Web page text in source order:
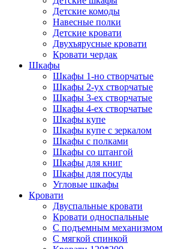
Детские комоды
Навесные полки
Детские кровати
Двухъярусные кровати
Кровати чердак
Шкафы
Шкафы 1-но створчатые
Шкафы 2-ух створчатые
Шкафы 3-ех створчатые
Шкафы 4-ех створчатые
Шкафы купе
Шкафы купе с зеркалом
Шкафы с полками
Шкафы со штангой
Шкафы для книг
Шкафы для посуды
Угловые шкафы
Кровати
Двуспальные кровати
Кровати односпальные
С подъемным механизмом
С мягкой спинкой